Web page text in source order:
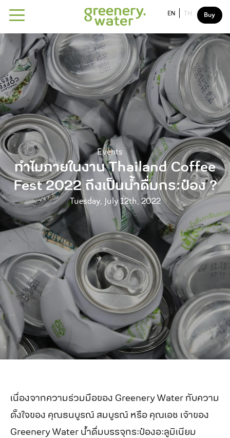
About
Our water
Why greenery water?
Our mission
Sustainability
Drink For The better world
FAQ
Contact us
EN TH Buy
Events
ทำไมภายในงาน Thailand Coffee
Fest 2022 ถึงเป็นน้ำดื่มกระป๋อง ?
Tuesday, July 12th, 2022
เนื่องจากความร่วมมือของ Greenery Water กับความ
ตั้งใจของ คุณธนบูรณ์​ สมบูรณ์​ หรือ คุณเอช เจ้าของ
Greenery Water น้ำดื่มบรรจุกระป๋องอะลูมิเนียม